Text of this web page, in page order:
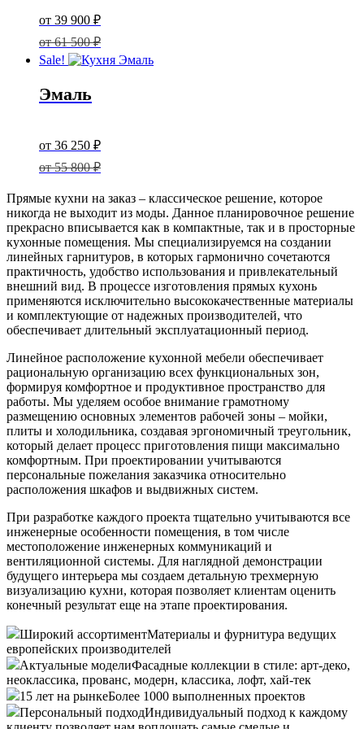
от61 500₽
price
was:
61
500 ₽.
от 39 900 ₽Current
price
is:
Sale!
Эмаль
от55 800₽
price
was:
55
от 36 250 ₽Current
price
36
250 ₽.
Прямые кухни на заказ – классическое решение, которое
никогда не выходит из моды. Данное планировочное решение
прекрасно вписывается как в компактные, так и в просторные
кухонные помещения. Мы специализируемся на создании
линейных гарнитуров, в которых гармонично сочетаются
практичность, удобство использования и привлекательный
внешний вид. В процессе изготовления прямых кухонь
применяются исключительно высококачественные материалы
и комплектующие от надежных производителей, что
обеспечивает длительный эксплуатационный период.
Линейное расположение кухонной мебели обеспечивает
рациональную организацию всех функциональных зон,
формируя комфортное и продуктивное пространство для
работы. Мы уделяем особое внимание грамотному
размещению основных элементов рабочей зоны – мойки,
плиты и холодильника, создавая эргономичный треугольник,
который делает процесс приготовления пищи максимально
комфортным. При проектировании учитываются
персональные пожелания заказчика относительно
расположения шкафов и выдвижных систем.
При разработке каждого проекта тщательно учитываются все
инженерные особенности помещения, в том числе
местоположение инженерных коммуникаций и
вентиляционной системы. Для наглядной демонстрации
будущего интерьера мы создаем детальную трехмерную
визуализацию кухни, которая позволяет клиентам оценить
конечный результат еще на этапе проектирования.
Широкий ассортиментМатериалы и фурнитура ведущих
европейских производителей
Актуальные моделиФасадные коллекции в стиле: арт-деко,
неоклассика, прованс, модерн, классика, лофт, хай-тек
15 лет на рынкеБолее 1000 выполненных проектов
Персональный подходИндивидуальный подход к каждому